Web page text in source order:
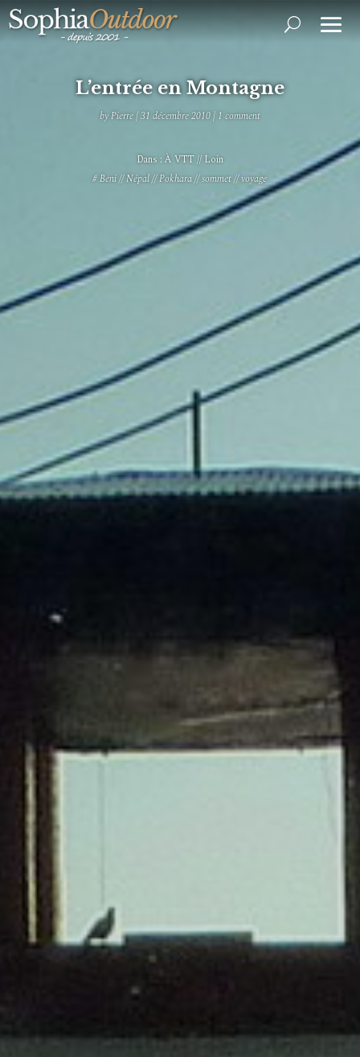
L’entrée en Montagne
byPierre|31 décembre 2010| 1 comment
Dans : À VTT // Loin
#Beni//Népal//Pokhara//sommet//voyage